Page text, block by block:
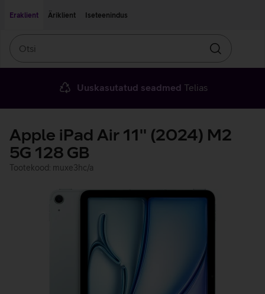
Eraklient
Äriklient Iseteenindus
Otsin
Uuskasutatud seadmed Telias
Apple iPad Air 11'' (2024) M2
5G 128 GB
Tootekood: muxe3hc/a